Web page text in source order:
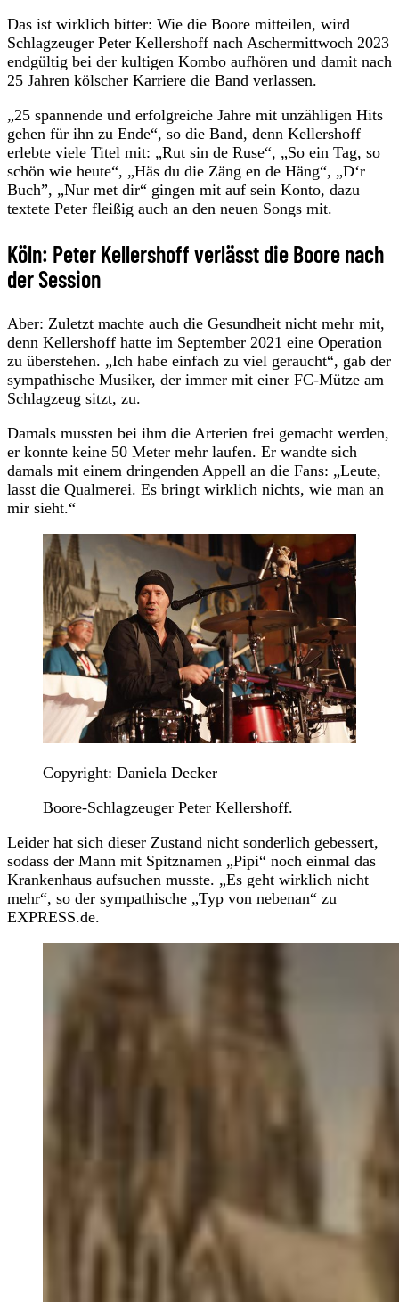
Das ist wirklich bitter: Wie die Boore mitteilen, wird
Schlagzeuger Peter Kellershoff nach Aschermittwoch 2023
endgültig bei der kultigen Kombo aufhören und damit nach
25 Jahren kölscher Karriere die Band verlassen.
„25 spannende und erfolgreiche Jahre mit unzähligen Hits
gehen für ihn zu Ende“, so die Band, denn Kellershoff
erlebte viele Titel mit: „Rut sin de Ruse“, „So ein Tag, so
schön wie heute“, „Häs du die Zäng en de Häng“, „D‘r
Buch”, „Nur met dir“ gingen mit auf sein Konto, dazu
textete Peter fleißig auch an den neuen Songs mit.
Köln: Peter Kellershoff verlässt die Boore nach
der Session
Aber: Zuletzt machte auch die Gesundheit nicht mehr mit,
denn Kellershoff hatte im September 2021 eine Operation
zu überstehen. „Ich habe einfach zu viel geraucht“, gab der
sympathische Musiker, der immer mit einer FC-Mütze am
Schlagzeug sitzt, zu.
Damals mussten bei ihm die Arterien frei gemacht werden,
er konnte keine 50 Meter mehr laufen. Er wandte sich
damals mit einem dringenden Appell an die Fans: „Leute,
lasst die Qualmerei. Es bringt wirklich nichts, wie man an
mir sieht.“
Copyright: Daniela Decker
Boore-Schlagzeuger Peter Kellershoff.
Leider hat sich dieser Zustand nicht sonderlich gebessert,
sodass der Mann mit Spitznamen „Pipi“ noch einmal das
Krankenhaus aufsuchen musste. „Es geht wirklich nicht
mehr“, so der sympathische „Typ von nebenan“ zu
EXPRESS.de.